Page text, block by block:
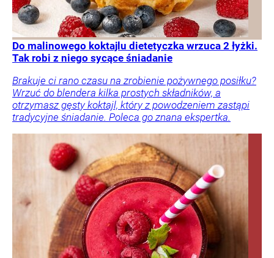
Do malinowego koktajlu dietetyczka wrzuca 2 łyżki.
Tak robi z niego sycące śniadanie
Brakuje ci rano czasu na zrobienie pożywnego posiłku?
Wrzuć do blendera kilka prostych składników, a
otrzymasz gęsty koktajl, który z powodzeniem zastąpi
tradycyjne śniadanie. Poleca go znana ekspertka.